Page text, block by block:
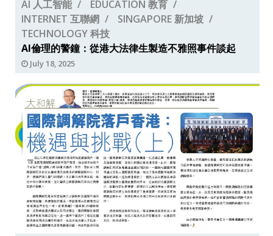
AI 人工智能
EDUCATION 教育
INTERNET 互聯網
SINGAPORE 新加坡
TECHNOLOGY 科技
AI倫理的警鐘：從港大法律生製造不雅照事件談起
July 18, 2025